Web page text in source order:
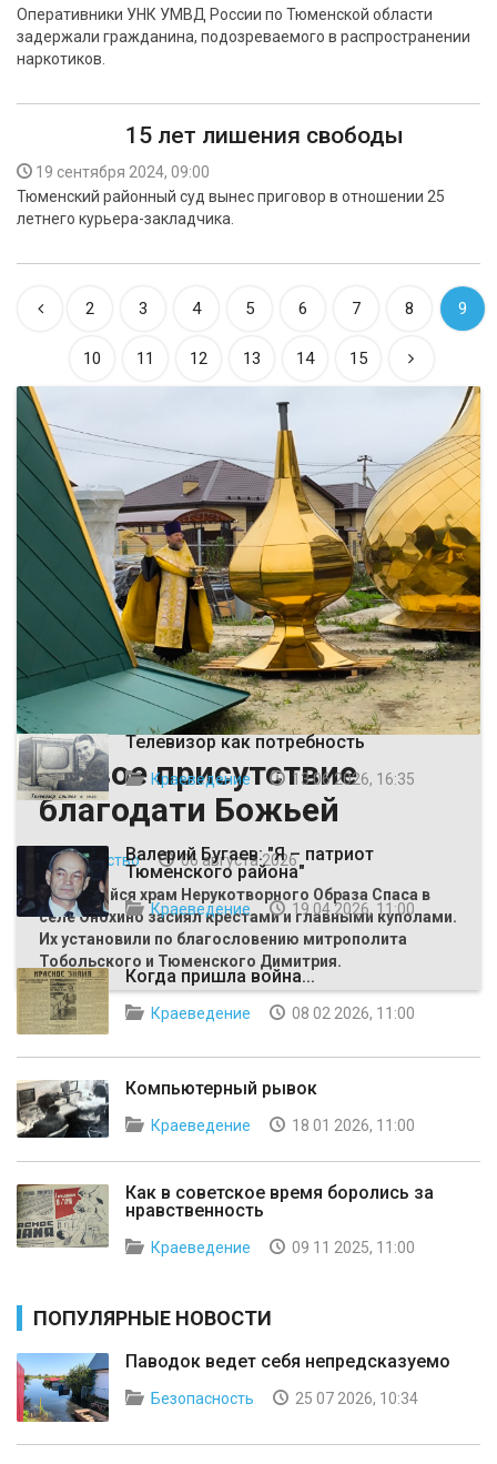
Оперативники УНК УМВД России по Тюменской области
задержали гражданина, подозреваемого в распространении
наркотиков.
15 лет лишения свободы
19 сентября 2024, 09:00
Тюменский районный суд вынес приговор в отношении 25
летнего курьера-закладчика.
2 3 4 5 6 7 8 9
10 11 12 13 14 15
Живое присутствие
благодати Божьей
Общество
06 августа 2026
Строящийся храм Нерукотворного Образа Спаса в
селе Онохино засиял крестами и главными куполами.
Их установили по благословению митрополита
Тобольского и Тюменского Димитрия.
ВЫБОР РЕДАКЦИИ
Телевизор как потребность
Краеведение 13 06 2026, 16:35
Валерий Бугаев: "Я – патриот
Тюменского района"
Краеведение 19 04 2026, 11:00
Когда пришла война...
Краеведение 08 02 2026, 11:00
Компьютерный рывок
Краеведение 18 01 2026, 11:00
Как в советское время боролись за
нравственность
Краеведение 09 11 2025, 11:00
ПОПУЛЯРНЫЕ НОВОСТИ
Паводок ведет себя непредсказуемо
Безопасность 25 07 2026, 10:34